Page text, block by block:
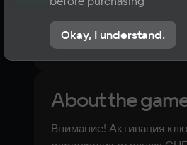
No reviews
About the
Внимание! Активация
Okay, I understand.